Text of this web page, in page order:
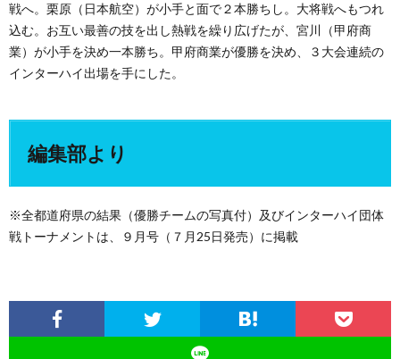
戦へ。栗原（日本航空）が小手と面で２本勝ちし。大将戦へもつれ
込む。お互い最善の技を出し熱戦を繰り広げたが、宮川（甲府商
業）が小手を決め一本勝ち。甲府商業が優勝を決め、３大会連続の
インターハイ出場を手にした。
編集部より
※全都道府県の結果（優勝チームの写真付）及びインターハイ団体
戦トーナメントは、９月号（７月25日発売）に掲載